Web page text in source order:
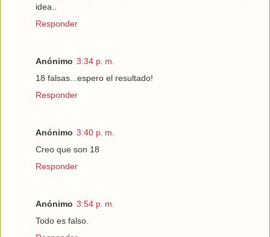
idea..
Responder
Anónimo 3:34 p. m.
18 falsas...espero el resultado!
Responder
Anónimo 3:40 p. m.
Creo que son 18
Responder
Anónimo 3:54 p. m.
Todo es falso.